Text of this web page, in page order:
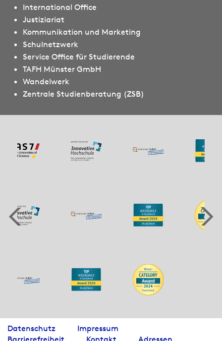
International Office
Justiziariat
Kommunikation und Marketing
Schulnetzwerk
Service Office für Studierende
TAFH Münster GmbH
Wandelwerk
Zentrale Studienberatung (ZSB)
Datenschutz
Impressum
Barrierefreiheit
Kontakt Adressen